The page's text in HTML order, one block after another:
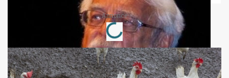
Annonce
Loading...